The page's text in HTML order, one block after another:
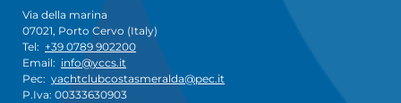
Via della marina
07021, Porto Cervo (Italy)
Tel: +39 0789 902200
Email: info@yccs.it
Pec: yachtclubcostasmeralda@pec.it
P.Iva: 00333630903